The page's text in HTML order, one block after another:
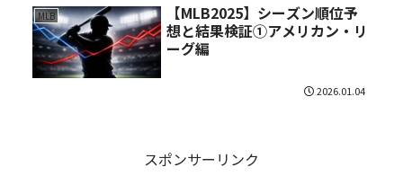
MLB
【MLB2025】シーズン順位予
想と結果検証①アメリカン・リ
ーグ編
2026.01.04
スポンサーリンク